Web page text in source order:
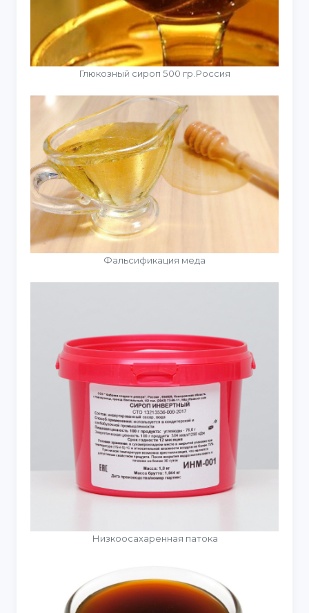
Глюкозный сироп 500 гр.Россия
Фальсификация меда
Низкоосахаренная патока